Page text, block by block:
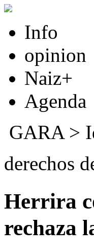
Info
opinion
Naiz+
Agenda
GARA>
derechos
Herrira
rechaza